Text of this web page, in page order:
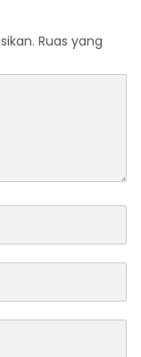
Ruas yang